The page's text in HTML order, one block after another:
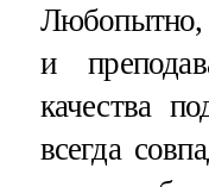
Любопытно,
и
качества
всегда